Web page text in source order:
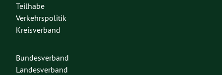
Teilhabe
Verkehrspolitik
Kreisverband
Bundesverband
Landesverband